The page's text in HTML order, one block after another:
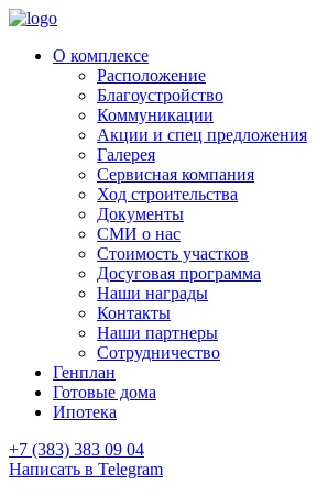
О комплексе
Расположение
Благоустройство
Коммуникации
Акции и спец предложения
Галерея
Сервисная компания
Ход строительства
Документы
СМИ о нас
Стоимость участков
Досуговая программа
Наши награды
Контакты
Наши партнеры
Сотрудничество
Генплан
Готовые дома
Ипотека
+7 (383) 383 09 04
Написать в Telegram